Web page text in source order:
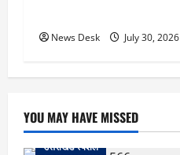
News Desk July 30, 2026
YOU MAY HAVE MISSED
उत्तराखंड स्पेशल